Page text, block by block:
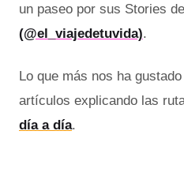
un paseo por sus Stories
(@el_viajedetuvida).
Lo que más nos ha
artículos explicando las
día a día.